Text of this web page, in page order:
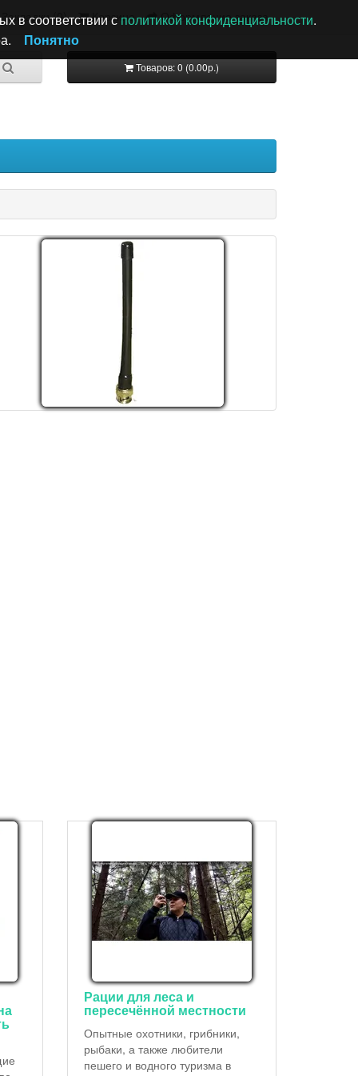
Закладки (0) Корзина Оформление заказа
Товаров: 0 (0.00р.)
Рации для леса и
пересечённой местности
Опытные охотники, грибники,
рыбаки, а также любители
пешего и водного туризма в
в соответствии с политикой конфиденциальности.
Понятно